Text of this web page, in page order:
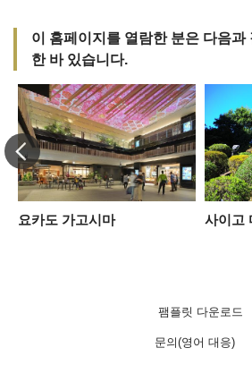
이 홈페이지를 열람한 분은 다음과
한 바 있습니다.
요카도 가고시마 사이고
팸플릿 다운로드
문의(영어 대응)